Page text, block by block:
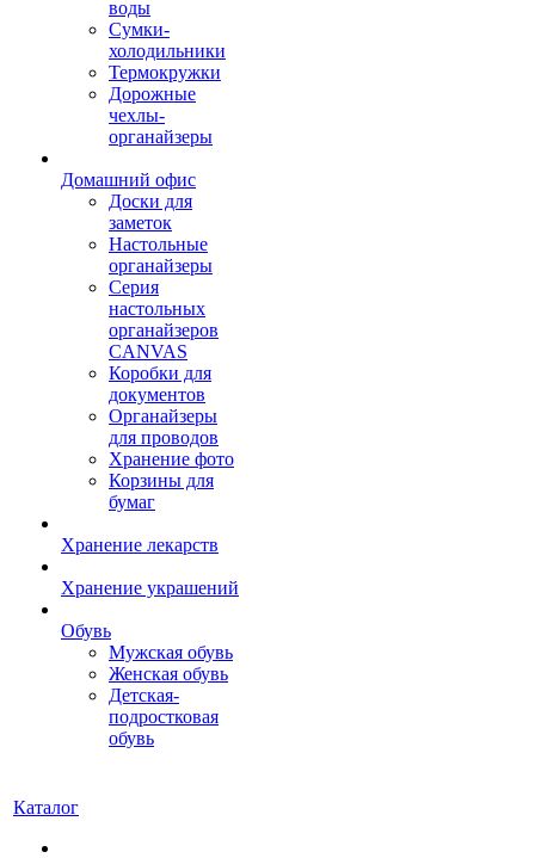
воды
Сумки-
холодильники
Термокружки
Дорожные
чехлы-
органайзеры
Домашний офис
Доски для
заметок
Настольные
органайзеры
Серия
настольных
органайзеров
CANVAS
Коробки для
документов
Органайзеры
для проводов
Хранение фото
Корзины для
бумаг
Хранение лекарств
Хранение украшений
Обувь
Мужская обувь
Женская обувь
Детская-
подростковая
обувь
Каталог